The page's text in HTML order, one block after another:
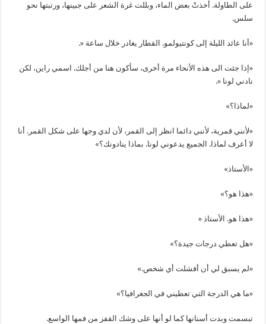
على الطاولة. أخذتْ بعض الماء، وبللت غرة الشعر على جبينها، ورتبتها نحو
سلس.
«أنا عائد الليلة إلى كونتيولمو. القطار يغادر خلال ساعة «.
«إذا جئت الى هذه الأنحاء مرة أخرى، سأكون هنا من أجلك. اسمي راين، لكن
نادني لونا «.
«لماذا؟»
«لأنني قمرية، لأنني دائما انظر إلى القمر، لأن لدي وجها على شكل القمر. أنا
لا أعرف لماذا. الجميع يدعوني لونا. بماذا ينادونك؟»
«الأستاذ»
«هذا هو؟»
«هذا هو. الأستاذ «
«هل تعطي درجات جيدة؟»
«لم يسبق لي أن أفشلت أي شخص.»
«ما هي الدرجة التي تعطيني في الجغرافيا؟»
تبسمت وبدت أسنانها كما لو أنها على وشك القفز من فمها الواسع.